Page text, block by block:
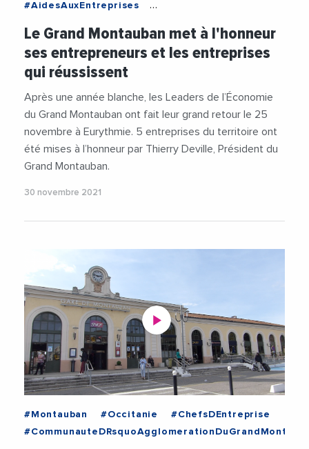
#AidesAuxEntreprises
#Concours
#Montauban
#Occitanie
#TarnEtGaronne
#ThierryDeville
#Videos
#VieDesEntreprises
Le Grand Montauban met à l'honneur
ses entrepreneurs et les entreprises
qui réussissent
Après une année blanche, les Leaders de l’Économie
du Grand Montauban ont fait leur grand retour le 25
novembre à Eurythmie. 5 entreprises du territoire ont
été mises à l’honneur par Thierry Deville, Président du
Grand Montauban.
30 novembre 2021
#Montauban #Occitanie
#ChefsDEntreprise